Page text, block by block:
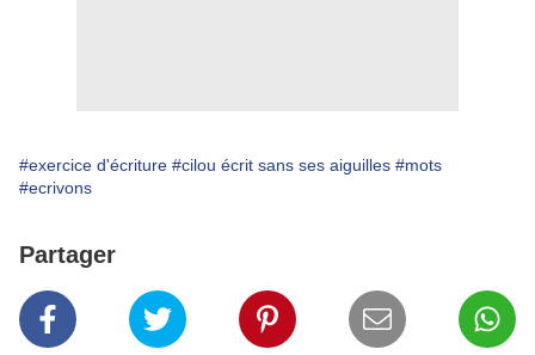
#exercice d'écriture #cilou écrit sans ses aiguilles #mots
#ecrivons
Partager